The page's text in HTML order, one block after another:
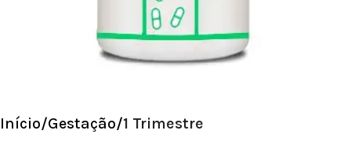
Início Gestação 1 Trimestre